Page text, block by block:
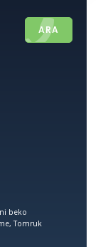
ARA
beko
Tomruk